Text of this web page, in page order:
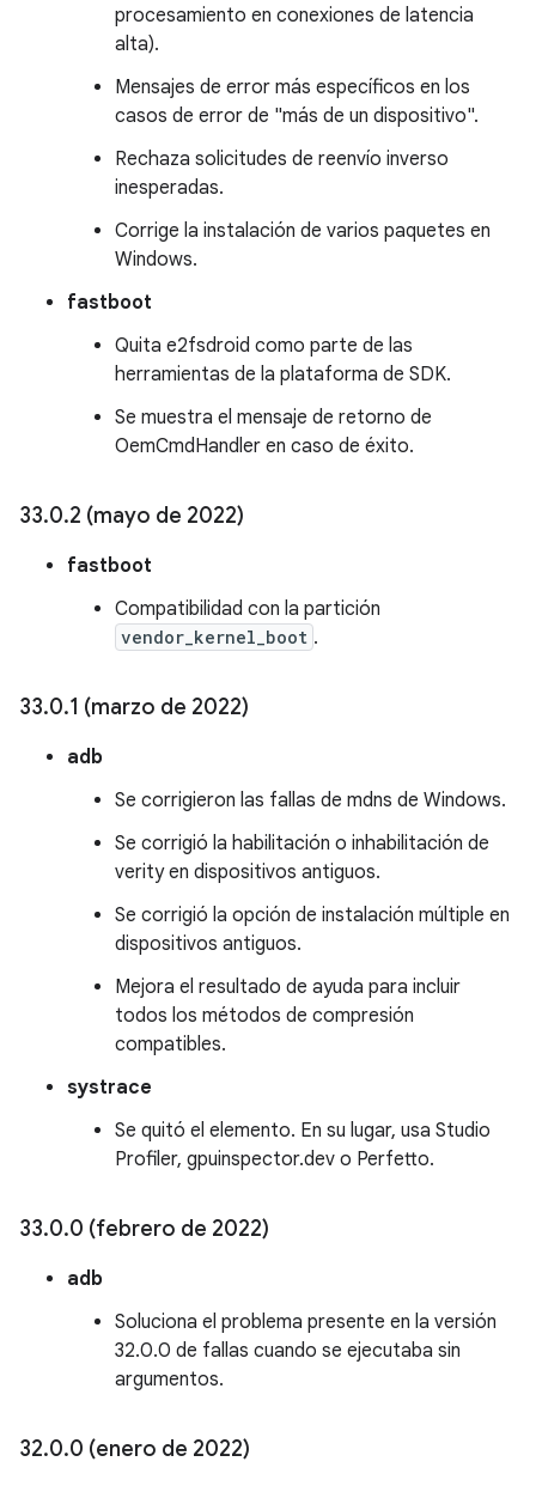
procesamiento en conexiones de latencia
alta).
Mensajes de error más específicos en los
casos de error de "más de un dispositivo".
Rechaza solicitudes de reenvío inverso
inesperadas.
Corrige la instalación de varios paquetes en
Windows.
fastboot
Quita e2fsdroid como parte de las
herramientas de la plataforma de SDK.
Se muestra el mensaje de retorno de
OemCmdHandler en caso de éxito.
33.0.2 (mayo de 2022)
fastboot
Compatibilidad con la partición
vendor_kernel_boot .
33.0.1 (marzo de 2022)
adb
Se corrigieron las fallas de mdns de Windows.
Se corrigió la habilitación o inhabilitación de
verity en dispositivos antiguos.
Se corrigió la opción de instalación múltiple en
dispositivos antiguos.
Mejora el resultado de ayuda para incluir
todos los métodos de compresión
compatibles.
systrace
Se quitó el elemento. En su lugar, usa Studio
Profiler, gpuinspector.dev o Perfetto.
33.0.0 (febrero de 2022)
adb
Soluciona el problema presente en la versión
32.0.0 de fallas cuando se ejecutaba sin
argumentos.
32.0.0 (enero de 2022)